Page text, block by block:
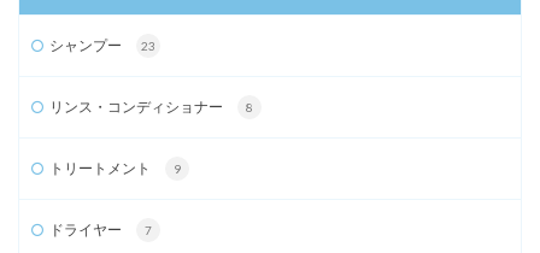
シャンプー 23
リンス・コンディショナー 8
トリートメント 9
ドライヤー 7